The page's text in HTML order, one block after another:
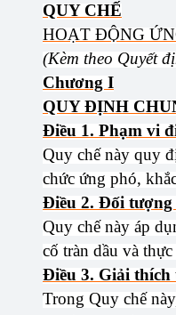
QUY CHẾ
HOẠT ĐỘNG
(Kèm theo Quyết
Chương I
QUY ĐỊNH
Điều 1. Phạm vi
Quy chế này quy
chức ứng phó,
Điều 2. Đối tượng
Quy chế này áp
cố tràn dầu và
Điều 3. Giải thích
Trong Quy chế